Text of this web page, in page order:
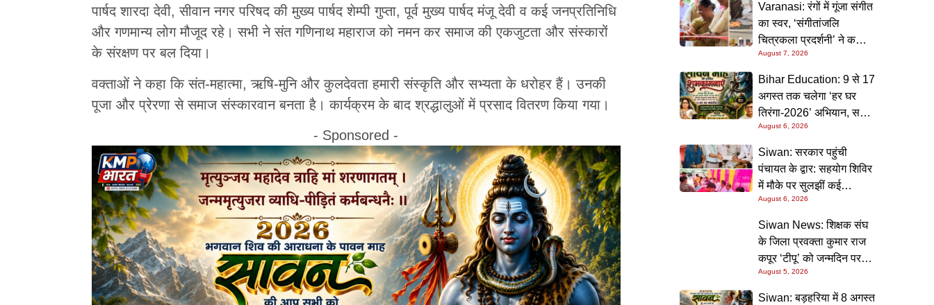
पार्षद शारदा देवी, सीवान नगर परिषद की मुख्य पार्षद शेम्पी गुप्ता, पूर्व मुख्य पार्षद मंजू देवी व कई जनप्रतिनिधि
और गणमान्य लोग मौजूद रहे। सभी ने संत गणिनाथ महाराज को नमन कर समाज की एकजुटता और संस्कारों
के संरक्षण पर बल दिया।
वक्ताओं ने कहा कि संत-महात्मा, ऋषि-मुनि और कुलदेवता हमारी संस्कृति और सभ्यता के धरोहर हैं। उनकी
पूजा और प्रेरणा से समाज संस्कारवान बनता है। कार्यक्रम के बाद श्रद्धालुओं में प्रसाद वितरण किया गया।
- Sponsored -
Varanasi: रंगों में गूंजा संगीत
का स्वर, ‘संगीतांजलि
चित्रकला प्रदर्शनी’ ने कला
प्रेमियों को किया मंत्रमुग्ध
August 7, 2026
Bihar Education: 9 से 17
अगस्त तक चलेगा ‘हर घर
तिरंगा-2026’ अभियान, सभी
स्कूलों को दिए गए विस्तृत
निर्देश
August 6, 2026
Siwan: सरकार पहुंची
पंचायत के द्वार: सहयोग शिविर
में मौके पर सुलझीं कई
समस्याएं, 30 दिन में समाधान
की गारंटी
August 6, 2026
Siwan News: शिक्षक संघ
के जिला प्रवक्ता कुमार राज
कपूर ‘टीपू’ को जन्मदिन पर
मिली शुभकामनाओं की सौगात
August 5, 2026
Siwan: बड़हरिया में 8 अगस्त